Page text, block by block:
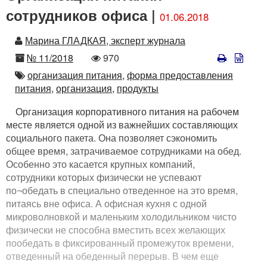
сотрудников офиса | 01.06.2018
Автор
Марина ГЛАДКАЯ, эксперт журнала
Номер
№ 11/2018
Количество
просмотров
970
Автор
организация питания, форма предоставления
питания, организация, продукты
Организация корпоративного питания на рабочем
месте является одной из важнейших составляющих
социального пакета. Она позволяет сэкономить
общее время, затрачиваемое сотрудниками на обед.
Особенно это касается крупных компаний,
сотрудники которых физически не успевают
по¬обедать в специально отведенное на это время,
питаясь вне офиса. А офисная кухня с одной
микроволновкой и маленьким холодильником чисто
физически не способна вместить всех желающих
пообедать в фиксированный промежуток времени,
отведенный на обеденный перерыв. В чем еще